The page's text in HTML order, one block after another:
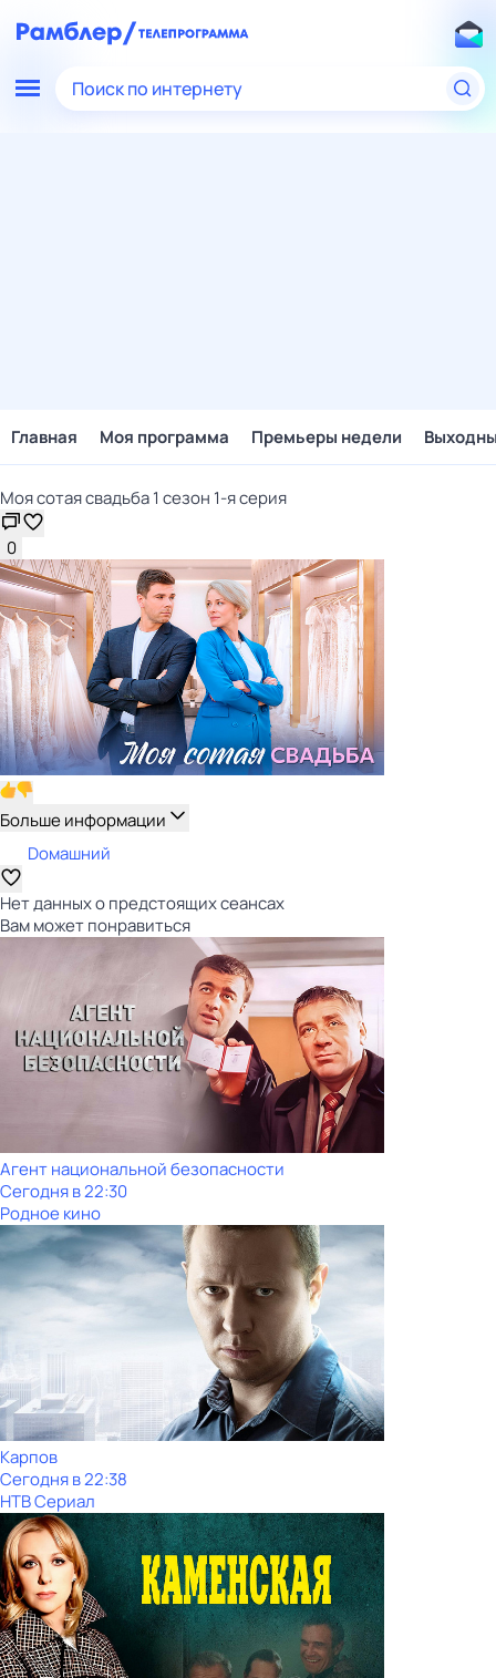
Поиск по интернету
Главная Моя программа Премьеры недели
Моя сотая свадьба 1 сезон 1-я серия
0
Больше информации
Dомашний
Нет данных о предстоящих сеансах
Вам может понравиться
Агент национальной безопасности
Сегодня в 22:30
Родное кино
Карпов
Сегодня в 22:38
НТВ Сериал